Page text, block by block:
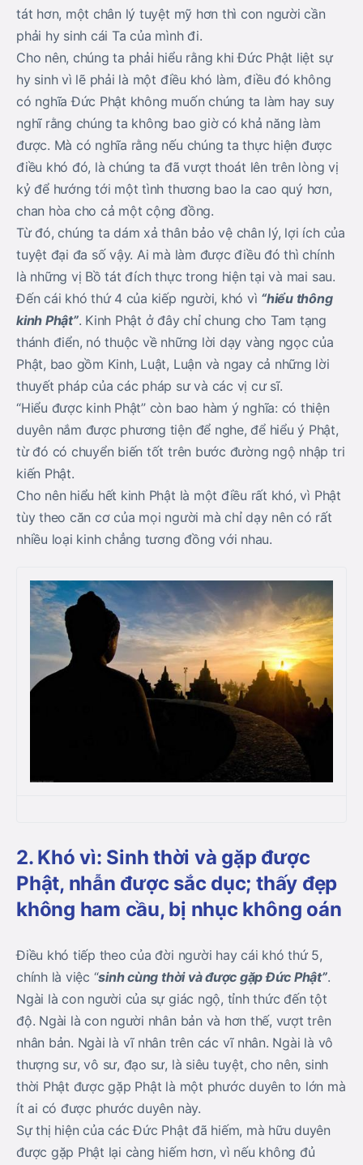
tát hơn, một chân lý tuyệt mỹ hơn thì con người cần
phải hy sinh cái Ta của mình đi.
Cho nên, chúng ta phải hiểu rằng khi Đức Phật liệt sự
hy sinh vì lẽ phải là một điều khó làm, điều đó không
có nghĩa Đức Phật không muốn chúng ta làm hay suy
nghĩ rằng chúng ta không bao giờ có khả năng làm
được. Mà có nghĩa rằng nếu chúng ta thực hiện được
điều khó đó, là chúng ta đã vượt thoát lên trên lòng vị
kỷ để hướng tới một tình thương bao la cao quý hơn,
chan hòa cho cả một cộng đồng.
Từ đó, chúng ta dám xả thân bảo vệ chân lý, lợi ích của
tuyệt đại đa số vậy. Ai mà làm được điều đó thì chính
là những vị Bồ tát đích thực trong hiện tại và mai sau.
Đến cái khó thứ 4 của kiếp người, khó vì “hiểu thông
kinh Phật”. Kinh Phật ở đây chỉ chung cho Tam tạng
thánh điển, nó thuộc về những lời dạy vàng ngọc của
Phật, bao gồm Kinh, Luật, Luận và ngay cả những lời
thuyết pháp của các pháp sư và các vị cư sĩ.
“Hiểu được kinh Phật” còn bao hàm ý nghĩa: có thiện
duyên nắm được phương tiện để nghe, để hiểu ý Phật,
từ đó có chuyển biến tốt trên bước đường ngộ nhập tri
kiến Phật.
Cho nên hiểu hết kinh Phật là một điều rất khó, vì Phật
tùy theo căn cơ của mọi người mà chỉ dạy nên có rất
nhiều loại kinh chẳng tương đồng với nhau.
2. Khó vì: Sinh thời và gặp được
Phật, nhẫn được sắc dục; thấy đẹp
không ham cầu, bị nhục không oán
Điều khó tiếp theo của đời người hay cái khó thứ 5,
chính là việc “sinh cùng thời và được gặp Đức Phật”.
Ngài là con người của sự giác ngộ, tỉnh thức đến tột
độ. Ngài là con người nhân bản và hơn thế, vượt trên
nhân bản. Ngài là vĩ nhân trên các vĩ nhân. Ngài là vô
thượng sư, vô sư, đạo sư, là siêu tuyệt, cho nên, sinh
thời Phật được gặp Phật là một phước duyên to lớn mà
ít ai có được phước duyên này.
Sự thị hiện của các Đức Phật đã hiếm, mà hữu duyên
được gặp Phật lại càng hiếm hơn, vì nếu không đủ